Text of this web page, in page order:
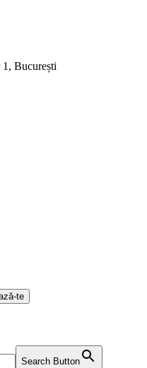
1, București
Search Button